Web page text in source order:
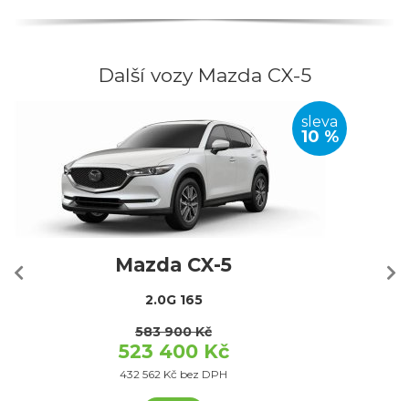
Další vozy Mazda CX-5
sleva
10 %
Mazda CX-5
2.0G 165
583 900 Kč
523 400 Kč
432 562 Kč bez DPH